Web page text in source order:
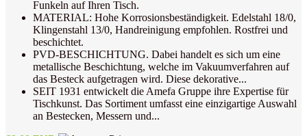
Funkeln auf Ihren Tisch.
MATERIAL: Hohe Korrosionsbeständigkeit. Edelstahl 18/0,
Klingenstahl 13/0, Handreinigung empfohlen. Rostfrei und
beschichtet.
PVD-BESCHICHTUNG. Dabei handelt es sich um eine
metallische Beschichtung, welche im Vakuumverfahren auf
das Besteck aufgetragen wird. Diese dekorative...
SEIT 1931 entwickelt die Amefa Gruppe ihre Expertise für
Tischkunst. Das Sortiment umfasst eine einzigartige Auswahl
an Bestecken, Messern und...